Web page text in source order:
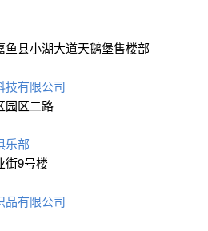
县小湖大道天鹅堡售楼部
技有限公司
园区二路
乐部
街9号楼
品有限公司